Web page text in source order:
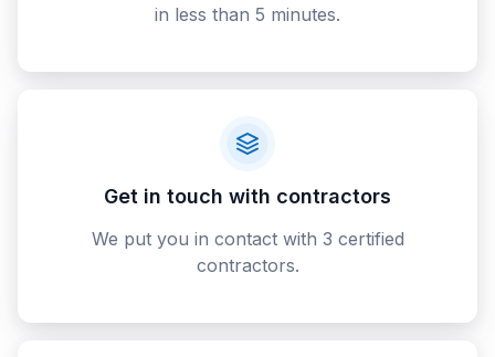
in less than 5 minutes.
Get in touch with contractors
We put you in contact with 3 certified
contractors.